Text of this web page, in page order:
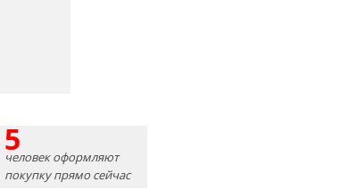
5
человек оформляют
покупку прямо сейчас